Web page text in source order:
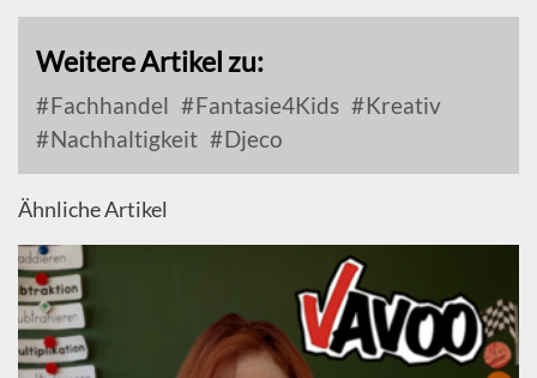
Weitere Artikel zu:
Fachhandel Fantasie4Kids
Kreativ
Nachhaltigkeit
Djeco
Ähnliche Artikel